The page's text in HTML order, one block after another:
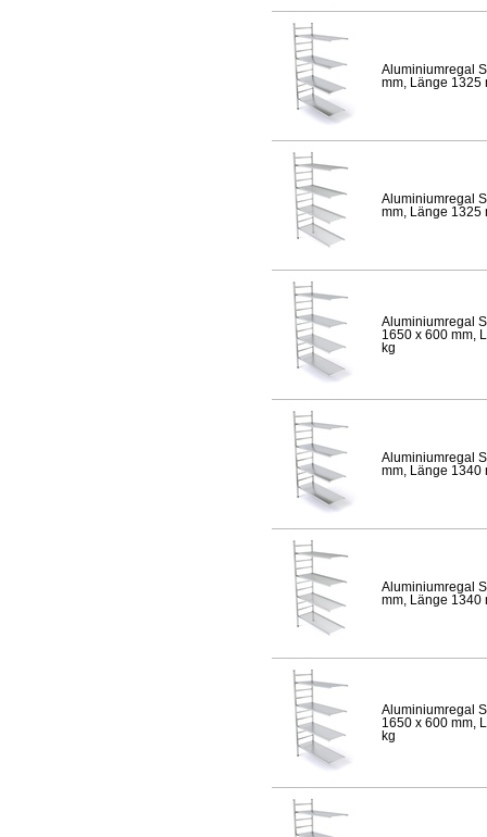
Aluminiumregal
mm, Länge 1325
Aluminiumregal
mm, Länge 1325
Aluminiumregal
1650 x 600 mm,
kg
Aluminiumregal
mm, Länge 1340
Aluminiumregal
mm, Länge 1340
Aluminiumregal
1650 x 600 mm,
kg